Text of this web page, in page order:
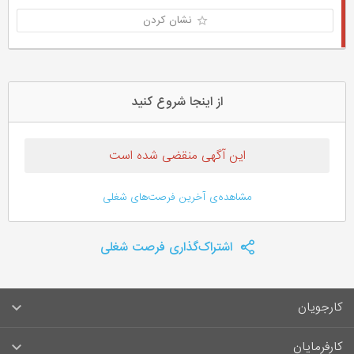
نشان کردن
از اینجا شروع کنید
این آگهی منقضی شده است
مشاهده‌ی آخرین فرصت‌های شغلی
اشتراک‌گذاری فرصت شغلی
کارجویان
سوالات متداول کارجویان
کارفرمایان